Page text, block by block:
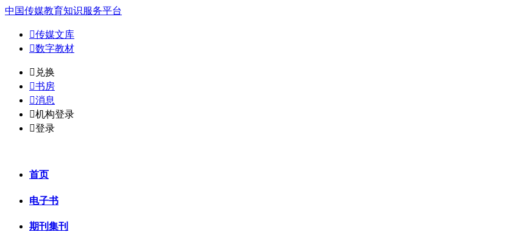
中国传媒教育知识服务平台
传媒文库
数字教材
𐈈 兑换
书房
消息
机构登录
登录
首页
电子书
期刊集刊